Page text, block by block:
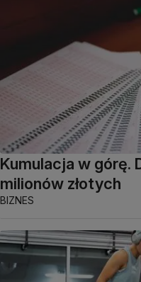
Kumulacja w górę.
milionów złotych
BIZNES